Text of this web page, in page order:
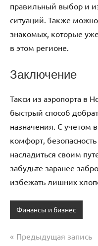
правильный выбор и
ситуаций. Также
знакомых, которые
в этом регионе.
Заключение
Такси из аэропорта в
быстрый способ
назначения. С учетом
комфорт,
насладиться своим
забудьте заранее
избежать лишних
Финансы и бизнес
Предыдущая запись